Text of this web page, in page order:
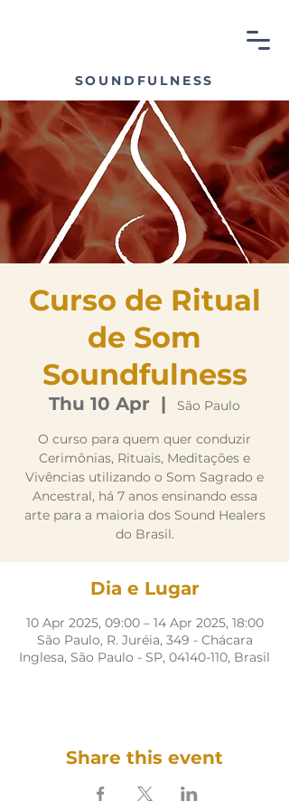
SOUNDFULNESS
Curso de Ritual
de Som
Soundfulness
Thu 10 Apr
  |
São Paulo
O curso para quem quer conduzir
Cerimônias, Rituais, Meditações e
Vivências utilizando o Som Sagrado e
Ancestral, há 7 anos ensinando essa
arte para a maioria dos Sound Healers
do Brasil.
Dia e Lugar
10 Apr 2025, 09:00 – 14 Apr 2025, 18:00
São Paulo, R. Juréia, 349 - Chácara
Inglesa, São Paulo - SP, 04140-110, Brasil
Share this event